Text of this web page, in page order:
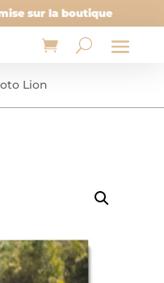
sur la boutique
Lion